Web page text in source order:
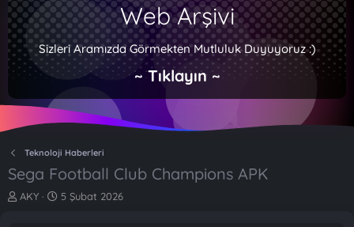
Web Arşivi
Sizleri Aramızda Görmekten Mutluluk Duyuyoruz :)
~ Tıklayın ~
Teknoloji Haberleri
Sega Football Club Champions APK
K
AKY
B
5 Şubat 2026